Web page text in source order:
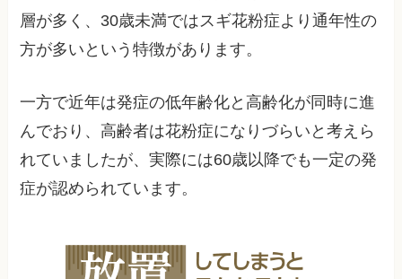
層が多く、30歳未満ではスギ花粉症より通年性の
方が多いという特徴があります。
一方で近年は発症の低年齢化と高齢化が同時に進
んでおり、高齢者は花粉症になりづらいと考えら
れていましたが、実際には60歳以降でも一定の発
症が認められています。